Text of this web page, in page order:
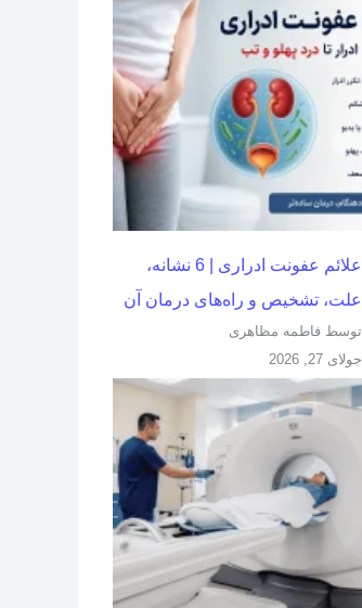
علائم عفونت ادراری | 6 نشانه،
علت، تشخیص و راه‌های درمان آن
توسط فاطمه مظاهری
جولای 27, 2026